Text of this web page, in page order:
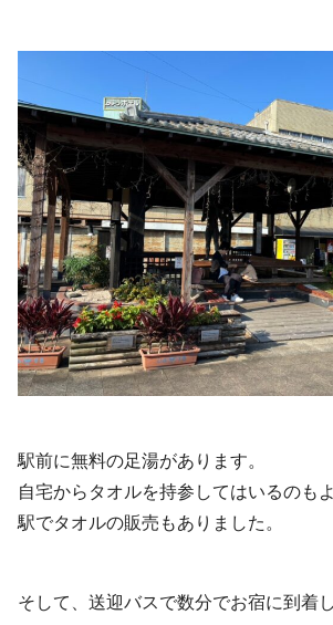
駅前に無料の足湯があります。
自宅からタオルを持参してはいるのも
駅でタオルの販売もありました。
そして、送迎バスで数分でお宿に到着し